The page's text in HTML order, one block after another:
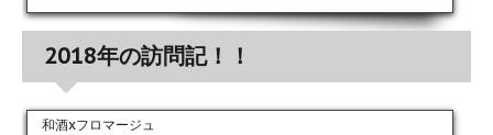
2018年の訪問記！！
和酒xフロマージュ